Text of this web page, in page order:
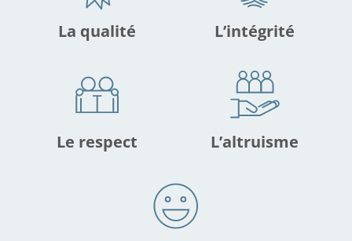
La qualité L’intégrité
Le respect L’altruisme